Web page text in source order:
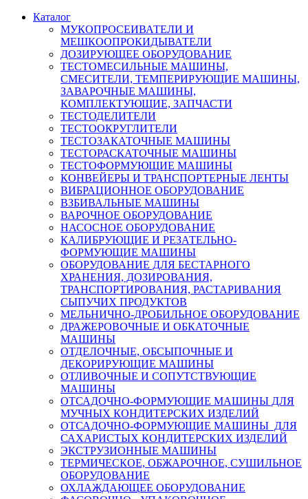
Каталог
МУКОПРОСЕИВАТЕЛИ И
МЕШКООПРОКИДЫВАТЕЛИ
ДОЗИРУЮЩЕЕ ОБОРУДОВАНИЕ
ТЕСТОМЕСИЛЬНЫЕ МАШИНЫ,
СМЕСИТЕЛИ, ТЕМПЕРИРУЮЩИЕ МАШИНЫ,
ЗАВАРОЧНЫЕ МАШИНЫ,
КОМПЛЕКТУЮЩИЕ, ЗАПЧАСТИ
ТЕСТОДЕЛИТЕЛИ
ТЕСТООКРУГЛИТЕЛИ
ТЕСТОЗАКАТОЧНЫЕ МАШИНЫ
ТЕСТОРАСКАТОЧНЫЕ МАШИНЫ
ТЕСТОФОРМУЮЩИЕ МАШИНЫ
КОНВЕЙЕРЫ И ТРАНСПОРТЕРНЫЕ ЛЕНТЫ
ВИБРАЦИОННОЕ ОБОРУДОВАНИЕ
ВЗБИВАЛЬНЫЕ МАШИНЫ
ВАРОЧНОЕ ОБОРУДОВАНИЕ
НАСОСНОЕ ОБОРУДОВАНИЕ
КАЛИБРУЮЩИЕ И РЕЗАТЕЛЬНО-
ФОРМУЮЩИЕ МАШИНЫ
ОБОРУДОВАНИЕ ДЛЯ БЕСТАРНОГО
ХРАНЕНИЯ, ДОЗИРОВАНИЯ,
ТРАНСПОРТИРОВАНИЯ, РАСТАРИВАНИЯ
СЫПУЧИХ ПРОДУКТОВ
МЕЛЬНИЧНО-ДРОБИЛЬНОЕ ОБОРУДОВАНИЕ
ДРАЖЕРОВОЧНЫЕ И ОБКАТОЧНЫЕ
МАШИНЫ
ОТДЕЛОЧНЫЕ, ОБСЫПОЧНЫЕ И
ДЕКОРИРУЮЩИЕ МАШИНЫ
ОТЛИВОЧНЫЕ И СОПУТСТВУЮЩИЕ
МАШИНЫ
ОТСАДОЧНО-ФОРМУЮЩИЕ МАШИНЫ ДЛЯ
МУЧНЫХ КОНДИТЕРСКИХ ИЗДЕЛИЙ
ОТСАДОЧНО-ФОРМУЮЩИЕ МАШИНЫ ДЛЯ
САХАРИСТЫХ КОНДИТЕРСКИХ ИЗДЕЛИЙ
ЭКСТРУЗИОННЫЕ МАШИНЫ
ТЕРМИЧЕСКОЕ, ОБЖАРОЧНОЕ, СУШИЛЬНОЕ
ОБОРУДОВАНИЕ
ОХЛАЖДАЮЩЕЕ ОБОРУДОВАНИЕ